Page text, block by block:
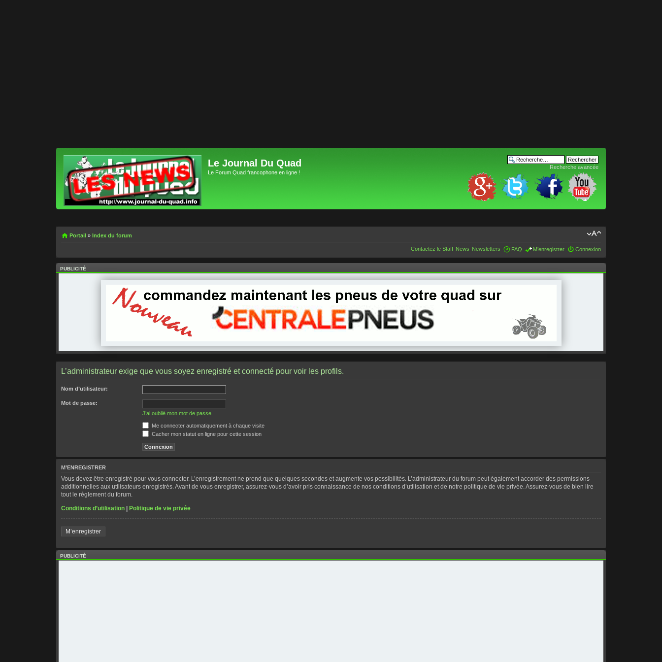
Le Journal Du Quad
Le Forum Quad francophone en ligne !
Recherche avancée
Portail »Index du forum
Contactez le Staff News Newsletters FAQ M’enregistrer Connexion
PUBLICITÉ
L’administrateur exige que vous soyez enregistré et connecté pour voir les profils.
Nom d’utilisateur:
Mot de passe:
J’ai oublié mon mot de passe
Me connecter automatiquement à chaque visite
Cacher mon statut en ligne pour cette session
M’ENREGISTRER
Vous devez être enregistré pour vous connecter. L’enregistrement ne prend que quelques secondes et augmente vos possibilités. L’administrateur du forum peut également accorder des permissions
additionnelles aux utilisateurs enregistrés. Avant de vous enregistrer, assurez-vous d’avoir pris connaissance de nos conditions d’utilisation et de notre politique de vie privée. Assurez-vous de bien lire
tout le règlement du forum.
Conditions d’utilisation
Politique de vie privée
M’enregistrer
PUBLICITÉ